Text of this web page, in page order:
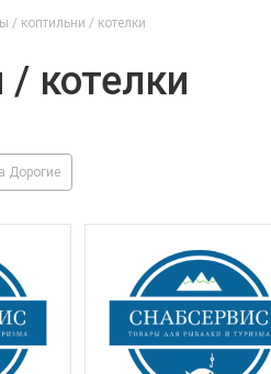
/ коптильни / котелки
котелки
Дорогие